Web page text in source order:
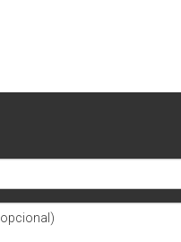
Feliz Jimenez se
sobre cómo empezar